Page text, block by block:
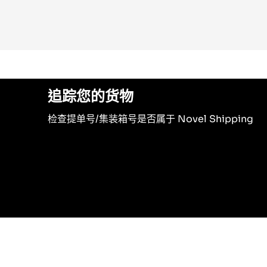
追踪您的货物
检查提单号/集装箱号是否属于 Novel Shipping